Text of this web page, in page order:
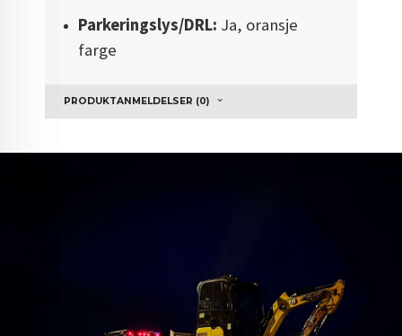
Parkeringslys/DRL: Ja, oransje
farge
PRODUKTANMELDELSER (0)